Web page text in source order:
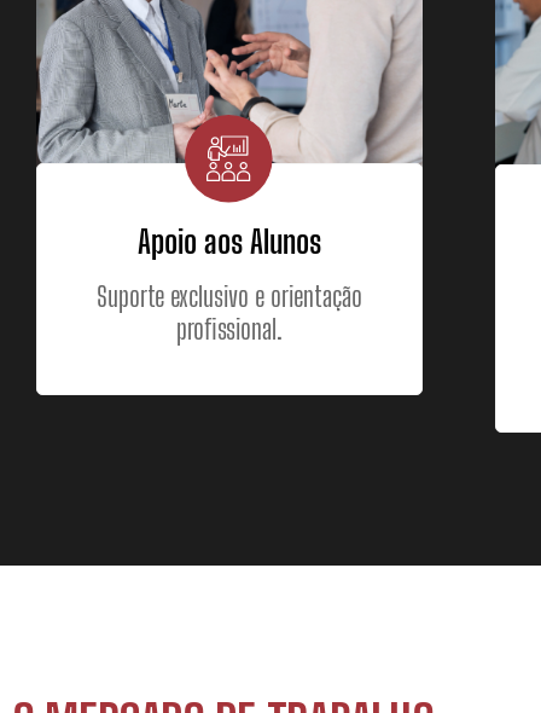
Apoio aos Alunos
Suporte exclusivo e orientação
profissional.